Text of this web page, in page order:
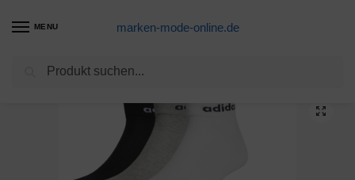
MENU marken-mode-online.de
Socken / Sneakersocken